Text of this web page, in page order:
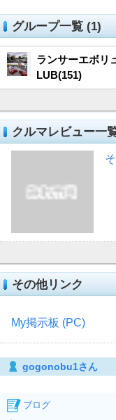
グループ一覧 (1)
ランサーエボリ
LUB(151)
クルマレビュー一
その他リンク
My掲示板 (PC)
gogonobu1さん
ブログ